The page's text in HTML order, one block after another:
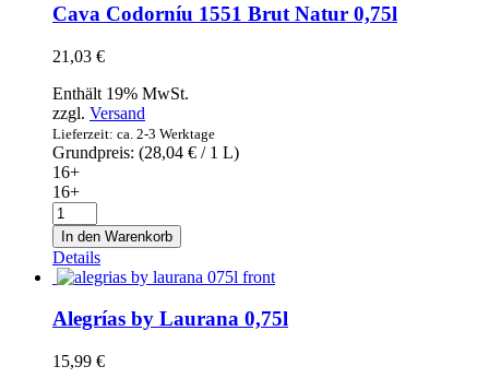
Sekt
Menge
Cava Codorníu 1551 Brut Natur 0,75l
21,03 €
Enthält 19% MwSt.
zzgl. Versand
Lieferzeit: ca. 2-3 Werktage
Grundpreis: (28,04 € / 1 L)
16+
16+
Cava
Codorníu
1551
Brut
Natur
0,75l
Menge
In den Warenkorb
Details
Alegrías by Laurana 0,75l
15,99 €